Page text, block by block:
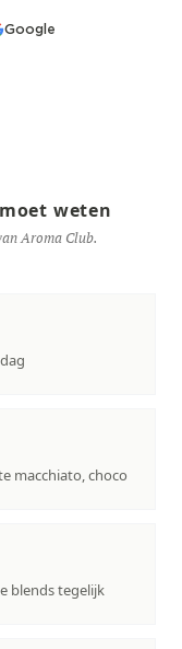
Google
weten
Aroma Club.
macchiato, choco
blends tegelijk